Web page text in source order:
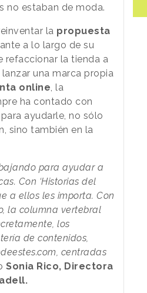
no estaban de moda.
la propuesta
a lo largo de su
refaccionar la tienda a
una marca propia
online, la
ha contado con
para ayudarle, no sólo
sino también en la
para ayudar a
Con ‘Historias del
a ellos les importa. Con
la columna vertebral
los
de contenidos,
centradas
Sonia Rico, Directora